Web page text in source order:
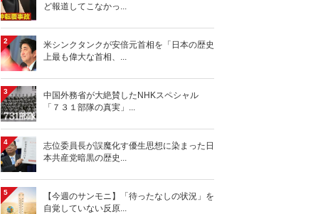
ど報道してこなかっ...
2
米シンクタンクが安倍元首相を「日本の歴史
上最も偉大な首相、...
3
中国外務省が大絶賛したNHKスペシャル
「７３１部隊の真実」...
4
志位委員長が誤魔化す優生思想に染まった日
本共産党暗黒の歴史...
5
【今週のサンモニ】「待ったなしの状況」を
自覚していない反原...